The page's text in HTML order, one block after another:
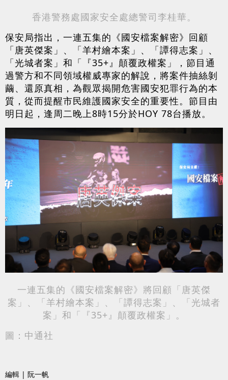
香港警務處國家安全處總警司李桂華。
保安局指出，一連五集的《國安檔案解密》回顧
「唐英傑案」、「羊村繪本案」、「譚得志案」、
「光城者案」和「『35+』顛覆政權案」，節目通
過警方和不同領域權威專家的解說，將案件抽絲剝
繭、還原真相，為觀眾揭開危害國安犯罪行為的本
質，從而提醒市民維護國家安全的重要性。節目由
明日起，逢周二晚上8時15分於HOY 78台播放。
一連五集的《國安檔案解密》將回顧「唐英傑
案」、「羊村繪本案」、「譚得志案」、「光城者
案」和「『35+』顛覆政權案」。
圖：中通社
編輯 | 阮一帆